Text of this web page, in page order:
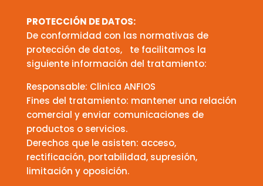
PROTECCIÓN DE DATOS:
De conformidad con las normativas de
protección de datos, te facilitamos la
siguiente información del tratamiento:
Responsable: Clinica ANFIOS
Fines del tratamiento: mantener una relación
comercial y enviar comunicaciones de
productos o servicios.
Derechos que le asisten: acceso,
rectificación, portabilidad, supresión,
limitación y oposición.